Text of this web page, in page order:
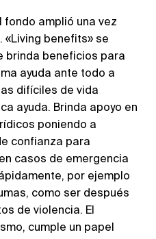
fondo amplió una vez
«Living benefits» se
brinda beneficios para
ayuda ante todo a
difíciles de vida
ayuda. Brinda apoyo en
poniendo a
confianza para
casos de emergencia
por ejemplo
como ser después
de violencia. El
cumple un papel